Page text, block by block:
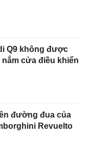
Q9 không được
cửa điều khiển
đường đua của
Revuelto